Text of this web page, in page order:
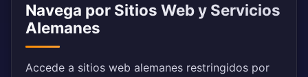
Navega por Sitios Web y Servicios
Alemanes
Accede a sitios web alemanes restringidos por